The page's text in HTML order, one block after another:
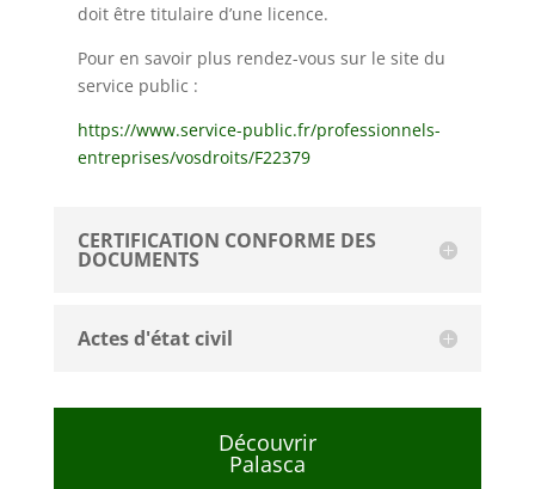
doit être titulaire d’une licence.
Pour en savoir plus rendez-vous sur le site du
service public :
https://www.service-public.fr/professionnels-
entreprises/vosdroits/F22379
CERTIFICATION CONFORME DES
DOCUMENTS
Actes d'état civil
Découvrir
Palasca